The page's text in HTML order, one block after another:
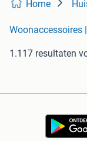
Home
Woonaccessoires
1.117 resultaten